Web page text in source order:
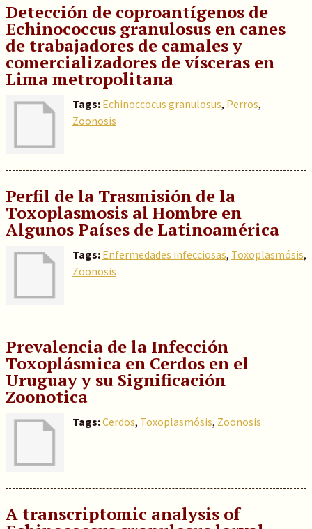
Detección de coproantígenos de
Echinococcus granulosus en canes
de trabajadores de camales y
comercializadores de vísceras en
Lima metropolitana
Tags: Echinoccocus granulosus, Perros,
Zoonosis
Perfil de la Trasmisión de la
Toxoplasmosis al Hombre en
Algunos Países de Latinoamérica
Tags: Enfermedades infecciosas, Toxoplasmósis,
Zoonosis
Prevalencia de la Infección
Toxoplásmica en Cerdos en el
Uruguay y su Significación
Zoonotica
Tags:Cerdos, Toxoplasmósis, Zoonosis
A transcriptomic analysis of